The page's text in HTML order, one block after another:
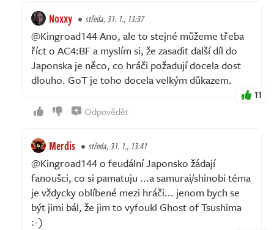
Noxxy středa, 31. 1., 13:37
@Kingroad144 Ano, ale to stejné můžeme třeba
říct o AC4:BF a myslím si, že zasadit další díl do
Japonska je něco, co hráči požadují docela dost
dlouho. GoT je toho docela velkým důkazem.
11
Odpovědět
Merdis středa, 31. 1., 13:41
@Kingroad144 o feudální Japonsko žádají
fanoušci, co si pamatuju ...a samurai/shinobi téma
je vždycky oblíbené mezi hráči... jenom bych se
být jimi bál, že jim to vyfoukl Ghost of Tsushima
:⁠-⁠)